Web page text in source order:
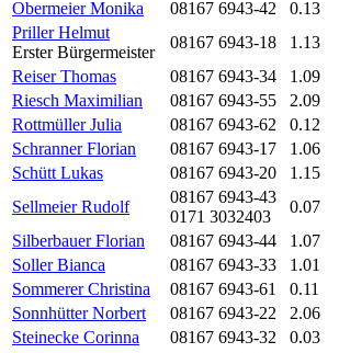
Obermeier Monika
08167 6943-42 0.13
Priller Helmut
Erster Bürgermeister
08167 6943-18 1.13
Reiser Thomas
08167 6943-34 1.09
Riesch Maximilian
08167 6943-55 2.09
Rottmüller Julia
08167 6943-62 0.12
Schranner Florian
08167 6943-17 1.06
Schütt Lukas
08167 6943-20 1.15
Sellmeier Rudolf
08167 6943-43
0171 3032403
0.07
Silberbauer Florian
08167 6943-44 1.07
Soller Bianca
08167 6943-33 1.01
Sommerer Christina
08167 6943-61 0.11
Sonnhütter Norbert
08167 6943-22 2.06
Steinecke Corinna
08167 6943-32 0.03